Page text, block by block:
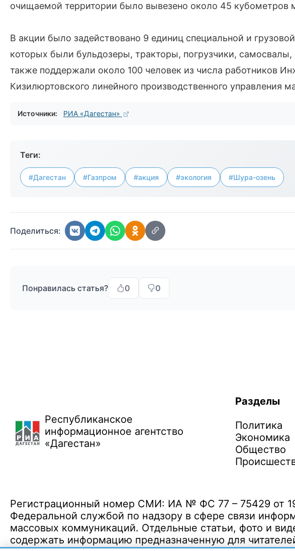
очищаемой территории было вывезено около 45 кубометров
В акции было задействовано 9 единиц специальной и
которых были бульдозеры, тракторы, погрузчики,
также поддержали около 100 человек из числа работников
Кизилюртовского линейного производственного управления
Источники: РИА «Дагестан»
Теги:
#Дагестан #Газпром #акция #экология #Шура-озень
Поделиться:
Понравилась статья? 0 0
Республиканское
информационное агентство
«Дагестан»
Разделы
Политика
Экономика
Общество
Регистрационный номер СМИ: ИА № ФС 77 – 75429 от
Федеральной службой по надзору в сфере связи
массовых коммуникаций. Отдельные статьи, фото и
содержать информацию предназначенную для